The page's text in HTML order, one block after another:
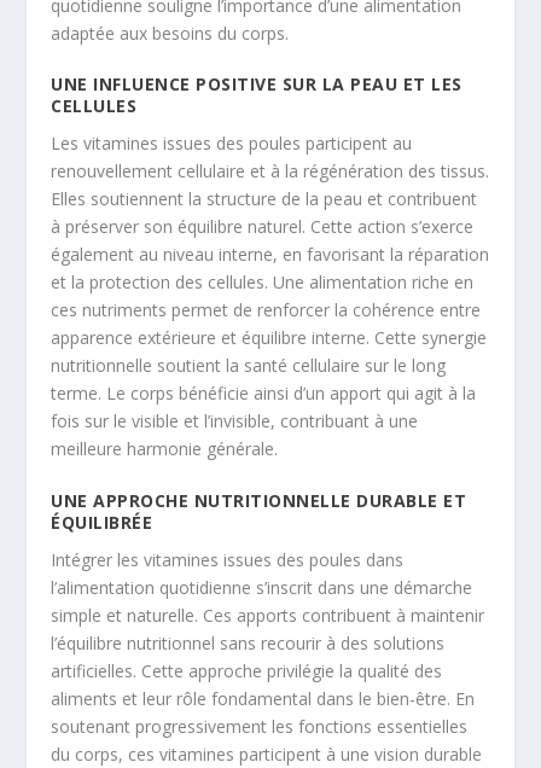
quotidienne souligne l’importance d’une alimentation
adaptée aux besoins du corps.
UNE INFLUENCE POSITIVE SUR LA PEAU ET LES
CELLULES
Les vitamines issues des poules participent au
renouvellement cellulaire et à la régénération des tissus.
Elles soutiennent la structure de la peau et contribuent
à préserver son équilibre naturel. Cette action s’exerce
également au niveau interne, en favorisant la réparation
et la protection des cellules. Une alimentation riche en
ces nutriments permet de renforcer la cohérence entre
apparence extérieure et équilibre interne. Cette synergie
nutritionnelle soutient la santé cellulaire sur le long
terme. Le corps bénéficie ainsi d’un apport qui agit à la
fois sur le visible et l’invisible, contribuant à une
meilleure harmonie générale.
UNE APPROCHE NUTRITIONNELLE DURABLE ET
ÉQUILIBRÉE
Intégrer les vitamines issues des poules dans
l’alimentation quotidienne s’inscrit dans une démarche
simple et naturelle. Ces apports contribuent à maintenir
l’équilibre nutritionnel sans recourir à des solutions
artificielles. Cette approche privilégie la qualité des
aliments et leur rôle fondamental dans le bien-être. En
soutenant progressivement les fonctions essentielles
du corps, ces vitamines participent à une vision durable